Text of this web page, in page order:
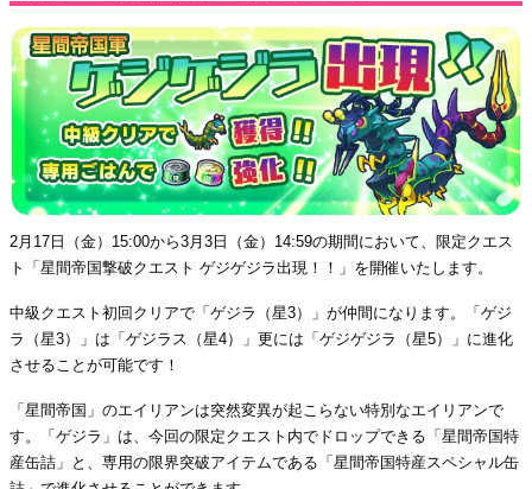
2月17日（金）15:00から3月3日（金）14:59の期間において、限定クエス
ト「星間帝国撃破クエスト ゲジゲジラ出現！！」を開催いたします。
中級クエスト初回クリアで「ゲジラ（星3）」が仲間になります。「ゲジ
ラ（星3）」は「ゲジラス（星4）」更には「ゲジゲジラ（星5）」に進化
させることが可能です！
「星間帝国」のエイリアンは突然変異が起こらない特別なエイリアンで
す。「ゲジラ」は、今回の限定クエスト内でドロップできる「星間帝国特
産缶詰」と、専用の限界突破アイテムである「星間帝国特産スペシャル缶